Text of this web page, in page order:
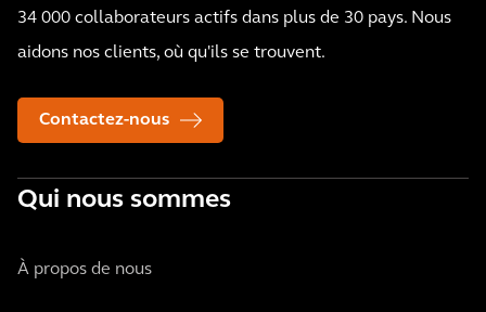
34 000 collaborateurs actifs dans plus de 30 pays. Nous
aidons nos clients, où qu'ils se trouvent.
Contactez-nous
Qui nous sommes
À propos de nous